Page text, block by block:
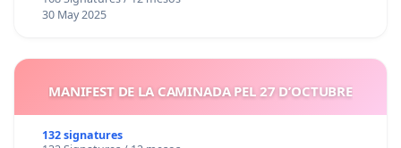
30 May 2025
MANIFEST DE LA CAMINADA PEL 27 D’OCTUBRE
132 signatures